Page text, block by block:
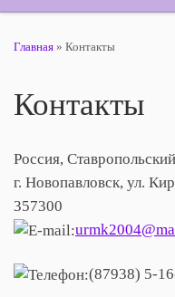
Главная » Контакты
Контакты
Россия,
г. Новопавловск, ул.
357300
(87938) 5-